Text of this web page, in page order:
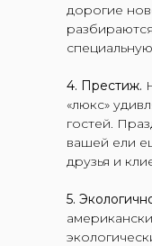
дорогие
4. Престиж.
«люкс»
гостей.
вашей ели
друзья и
5.